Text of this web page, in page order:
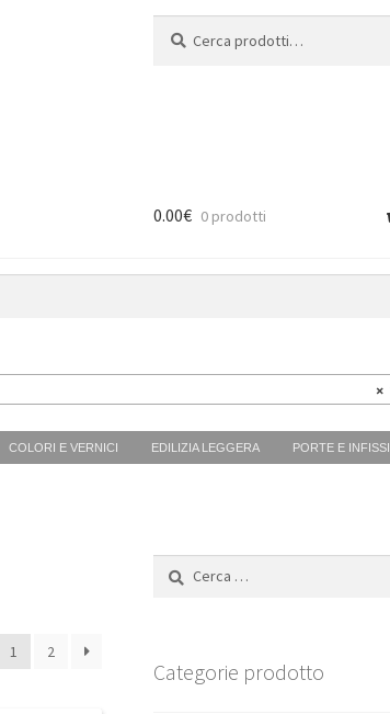
0.00€ 0 prodotti
×
COLORI E VERNICI EDILIZIA LEGGERA PORTE E INFISSI
1 2
Ricerca
Categorie prodotto